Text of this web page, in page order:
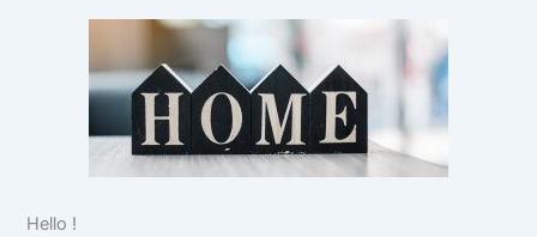
Hello !